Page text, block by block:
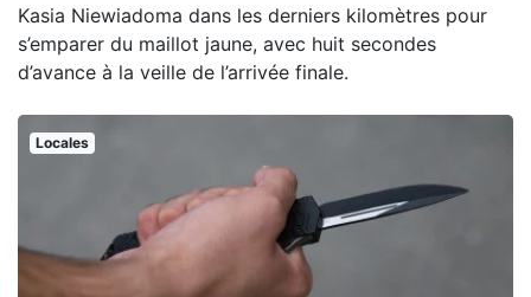
Kasia Niewiadoma dans les derniers kilomètres pour
s’emparer du maillot jaune, avec huit secondes
d’avance à la veille de l’arrivée finale.
Locales